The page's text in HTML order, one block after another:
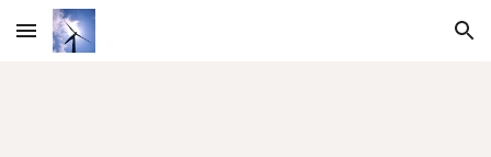
Skip to main content Skip to navigation